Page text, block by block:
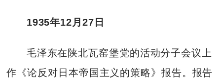
1935年12月27日
毛泽东在陕北瓦窑堡党的活动分子会议上
作《论反对日本帝国主义的策略》报告。报告